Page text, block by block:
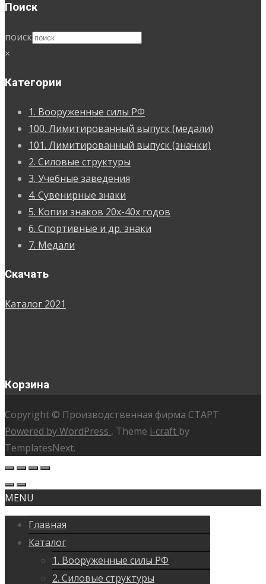
Поиск
поиск
×
Категории
1. Вооруженные силы РФ
100. Лимитированный выпуск (медали)
101. Лимитированный выпуск (значки)
2. Силовые структуры
3. Учебные заведения
4. Сувенирные знаки
5. Копии знаков 20х-40х годов
6. Спортивные и др. знаки
7. Медали
Скачать
Каталог 2021
Корзина
Copyright © Производственная фирма СТАРТ
Powered by WordPress , Theme i-craft by
TemplatesNext.
MENU
Главная
Каталог
1. Вооруженные силы РФ
2. Силовые структуры